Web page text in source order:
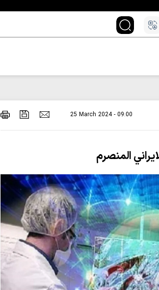
25 March 2024 - 09:00
المنصرم